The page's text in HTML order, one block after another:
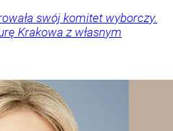
swój komitet wyborczy.
Krakowa z własnym